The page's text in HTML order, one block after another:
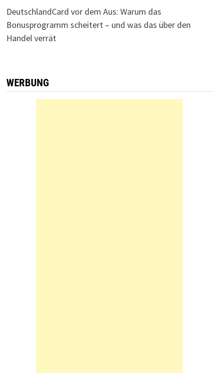
DeutschlandCard vor dem Aus: Warum das
Bonusprogramm scheitert – und was das über den
Handel verrät
WERBUNG